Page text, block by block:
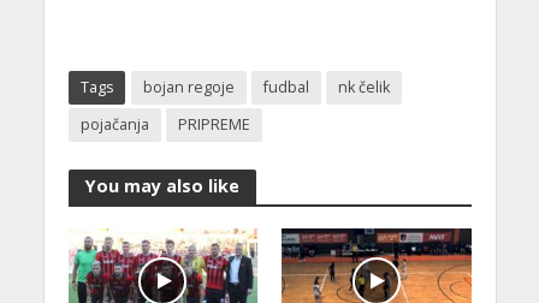
Tags bojan regoje fudbal
nk čelik
pojačanja
PRIPREME
You may also like